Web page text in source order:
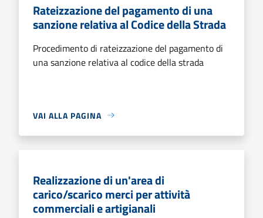
Rateizzazione del pagamento di una
sanzione relativa al Codice della Strada
Procedimento di rateizzazione del pagamento di
una sanzione relativa al codice della strada
VAI ALLA PAGINA
Realizzazione di un'area di
carico/scarico merci per attività
commerciali e artigianali